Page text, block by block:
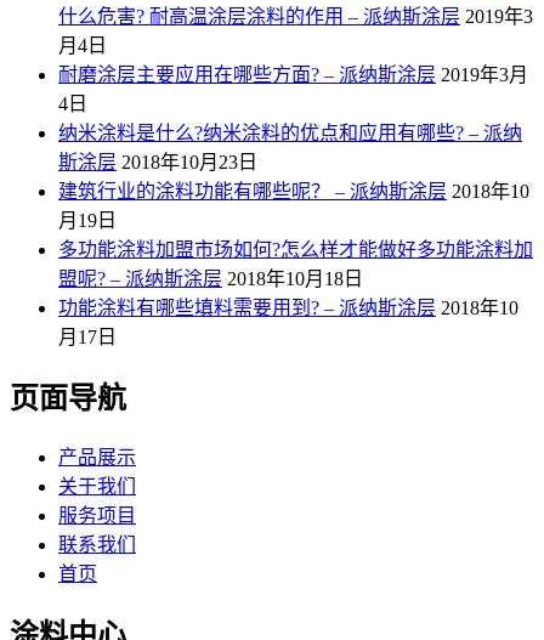
什么危害? 耐高温涂层涂料的作用 – 派纳斯涂层 2019年3
月4日
耐磨涂层主要应用在哪些方面? – 派纳斯涂层 2019年3月
4日
纳米涂料是什么?纳米涂料的优点和应用有哪些? – 派纳
斯涂层 2018年10月23日
建筑行业的涂料功能有哪些呢？ – 派纳斯涂层 2018年10
月19日
多功能涂料加盟市场如何?怎么样才能做好多功能涂料加
盟呢? – 派纳斯涂层 2018年10月18日
功能涂料有哪些填料需要用到? – 派纳斯涂层 2018年10
月17日
页面导航
产品展示
关于我们
服务项目
联系我们
首页